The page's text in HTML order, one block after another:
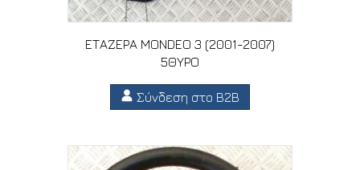
ΕΤΑΖΕΡΑ MONDEO 3 (2001-2007)
5ΘΥΡΟ
Σύνδεση στο B2B